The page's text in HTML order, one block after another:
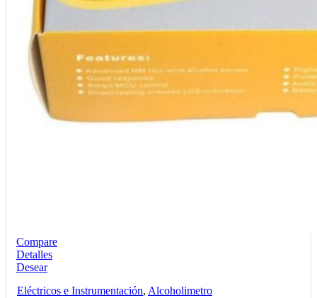
Compare
Detalles
Desear
Eléctricos e Instrumentación, Alcoholimetro